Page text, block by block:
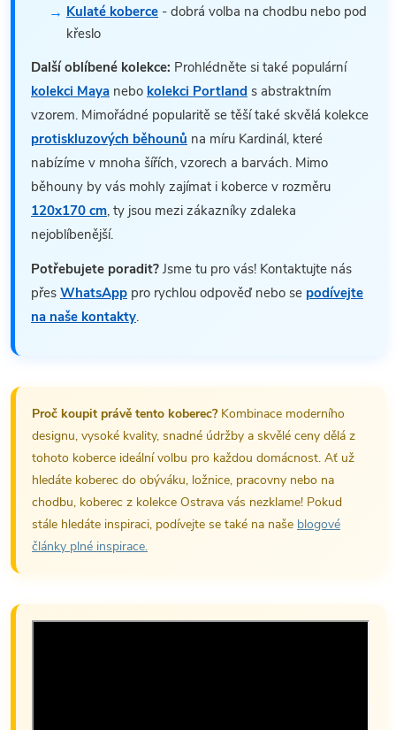
Kulaté koberce - dobrá volba na chodbu nebo pod
křeslo
Další oblíbené kolekce: Prohlédněte si také populární
kolekci Maya nebo kolekci Portland s abstraktním
vzorem. Mimořádné popularitě se těší také skvělá kolekce
protiskluzových běhounů na míru Kardinál, které
nabízíme v mnoha šířích, vzorech a barvách. Mimo
běhouny by vás mohly zajímat i koberce v rozměru
120x170 cm, ty jsou mezi zákazníky zdaleka
nejoblíbenější.
Potřebujete poradit? Jsme tu pro vás! Kontaktujte nás
přes WhatsApp pro rychlou odpověď nebo se podívejte
na naše kontakty.
Proč koupit právě tento koberec?Kombinace moderního
designu, vysoké kvality, snadné údržby a skvělé ceny dělá z
tohoto koberce ideální volbu pro každou domácnost. Ať už
hledáte koberec do obýváku, ložnice, pracovny nebo na
chodbu, koberec z kolekce Ostrava vás nezklame! Pokud
stále hledáte inspiraci, podívejte se také na naše blogové
články plné inspirace.